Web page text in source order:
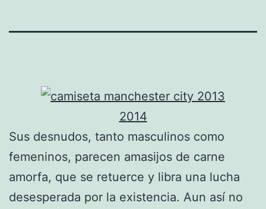
Sus desnudos, tanto masculinos como
femeninos, parecen amasijos de carne
amorfa, que se retuerce y libra una lucha
desesperada por la existencia. Aun así no